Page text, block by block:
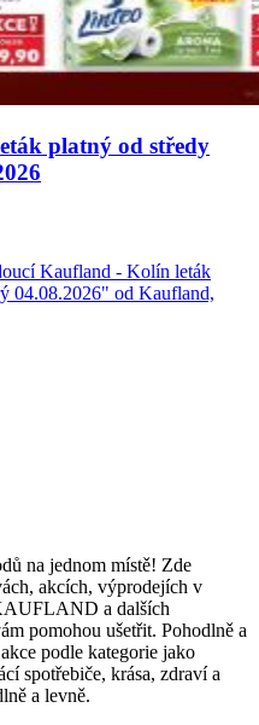
platný od středy
Kaufland - Kolín leták
04.08.2026" od Kaufland,
na jednom místě! Zde
akcích, výprodejích v
a dalších
pomohou ušetřit. Pohodlně a
podle kategorie jako
spotřebiče, krása, zdraví a
a levně.